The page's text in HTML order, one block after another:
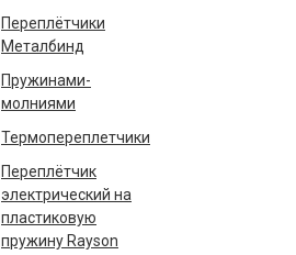
Переплётчики
Металбинд
Пружинами-
молниями
Термопереплетчики
Переплётчик
электрический на
пластиковую
пружину Rayson